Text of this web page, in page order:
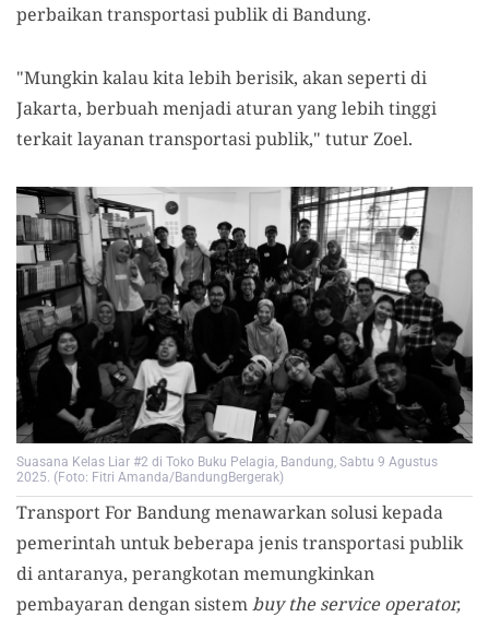
perbaikan transportasi publik di Bandung.
"Mungkin kalau kita lebih berisik, akan seperti di
Jakarta, berbuah menjadi aturan yang lebih tinggi
terkait layanan transportasi publik," tutur Zoel.
Suasana Kelas Liar #2 di Toko Buku Pelagia, Bandung, Sabtu 9 Agustus
2025. (Foto: Fitri Amanda/BandungBergerak)
Transport For Bandung menawarkan solusi kepada
pemerintah untuk beberapa jenis transportasi publik
di antaranya, perangkotan memungkinkan
pembayaran dengan sistembuy the service operator,